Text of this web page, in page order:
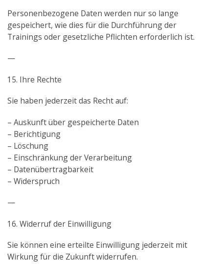
Personenbezogene Daten werden nur so lange
gespeichert, wie dies für die Durchführung der
Trainings oder gesetzliche Pflichten erforderlich ist.
—
15. Ihre Rechte
Sie haben jederzeit das Recht auf:
– Auskunft über gespeicherte Daten
– Berichtigung
– Löschung
– Einschränkung der Verarbeitung
– Datenübertragbarkeit
– Widerspruch
—
16. Widerruf der Einwilligung
Sie können eine erteilte Einwilligung jederzeit mit
Wirkung für die Zukunft widerrufen.